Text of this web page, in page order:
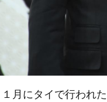
月にタイで行われ